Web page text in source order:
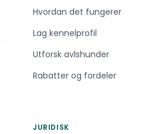
Hvordan det fungerer
Lag kennelprofil
Utforsk avlshunder
Rabatter og fordeler
JURIDISK